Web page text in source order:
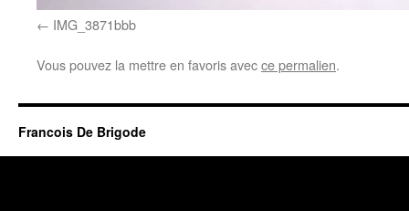
IMG_3871bbb
Vous pouvez la mettre en favoris avecce permalien.
Francois De Brigode